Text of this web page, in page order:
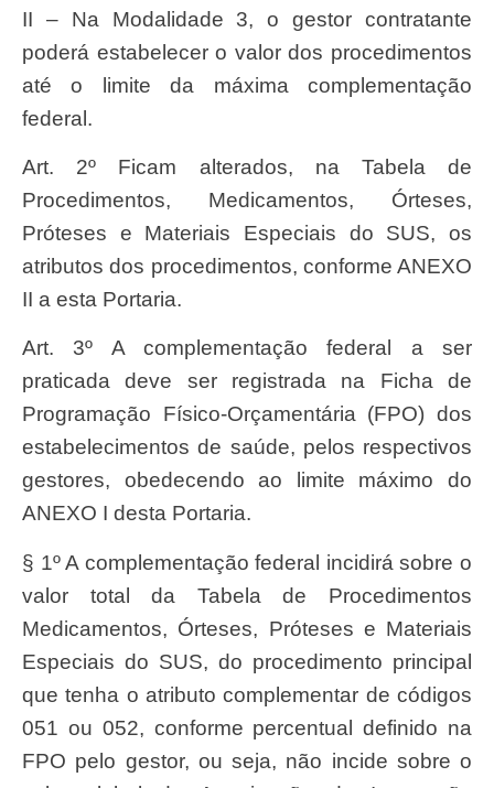
II – Na Modalidade 3, o gestor contratante
poderá estabelecer o valor dos procedimentos
até o limite da máxima complementação
federal.
Art. 2º Ficam alterados, na Tabela de
Procedimentos, Medicamentos, Órteses,
Próteses e Materiais Especiais do SUS, os
atributos dos procedimentos, conforme ANEXO
II a esta Portaria.
Art. 3º A complementação federal a ser
praticada deve ser registrada na Ficha de
Programação Físico-Orçamentária (FPO) dos
estabelecimentos de saúde, pelos respectivos
gestores, obedecendo ao limite máximo do
ANEXO I desta Portaria.
§ 1º A complementação federal incidirá sobre o
valor total da Tabela de Procedimentos
Medicamentos, Órteses, Próteses e Materiais
Especiais do SUS, do procedimento principal
que tenha o atributo complementar de códigos
051 ou 052, conforme percentual definido na
FPO pelo gestor, ou seja, não incide sobre o